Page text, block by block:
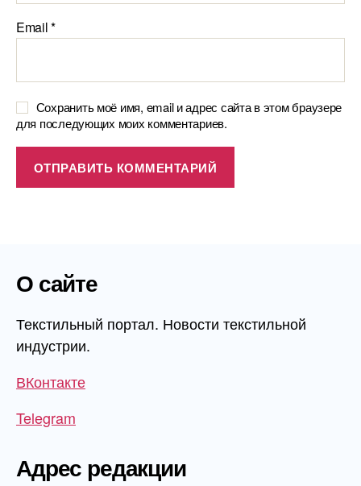
Email*
Сохранить моё имя, email и адрес сайта в этом браузере
для последующих моих комментариев.
О сайте
Текстильный портал. Новости текстильной
индустрии.
ВКонтакте
Telegram
Адрес редакции